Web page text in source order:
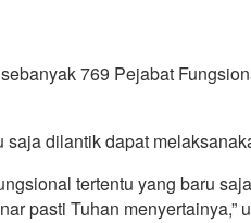
769 Pejabat
dilantik dapat
tertentu yang baru
pasti Tuhan menyertainya,”